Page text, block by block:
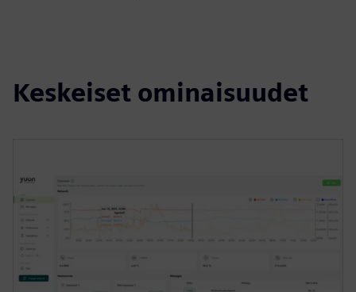
Keskeiset ominaisuudet